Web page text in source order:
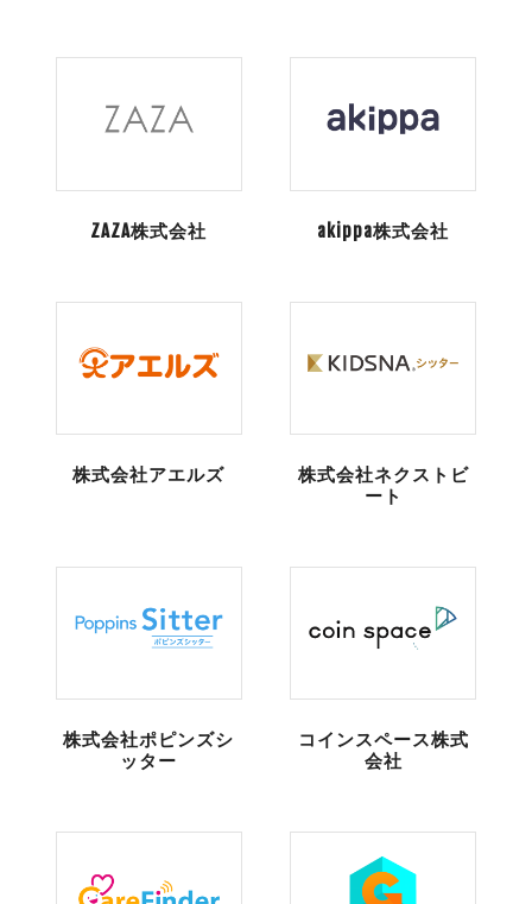
ZAZA株式会社 akippa株式会社
株式会社アエルズ
株式会社ネクストビ
ート
株式会社ポピンズシ
ッター
コインスペース株式
会社